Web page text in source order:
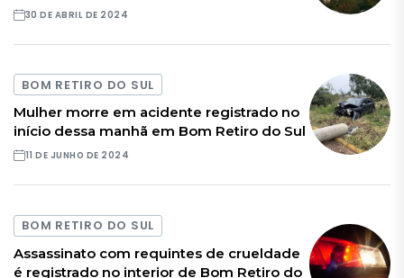
30 DE ABRIL DE 2024
BOM RETIRO DO SUL
Mulher morre em acidente registrado no
início dessa manhã em Bom Retiro do Sul
11 DE JUNHO DE 2024
BOM RETIRO DO SUL
Assassinato com requintes de crueldade
é registrado no interior de Bom Retiro do